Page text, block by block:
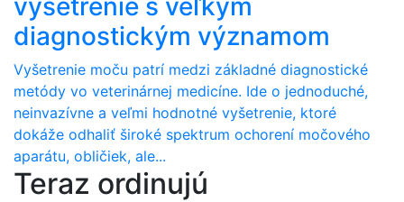
vyšetrenie s veľkým
diagnostickým významom
Vyšetrenie moču patrí medzi základné diagnostické
metódy vo veterinárnej medicíne. Ide o jednoduché,
neinvazívne a veľmi hodnotné vyšetrenie, ktoré
dokáže odhaliť široké spektrum ochorení močového
aparátu, obličiek, ale...
Teraz ordinujú